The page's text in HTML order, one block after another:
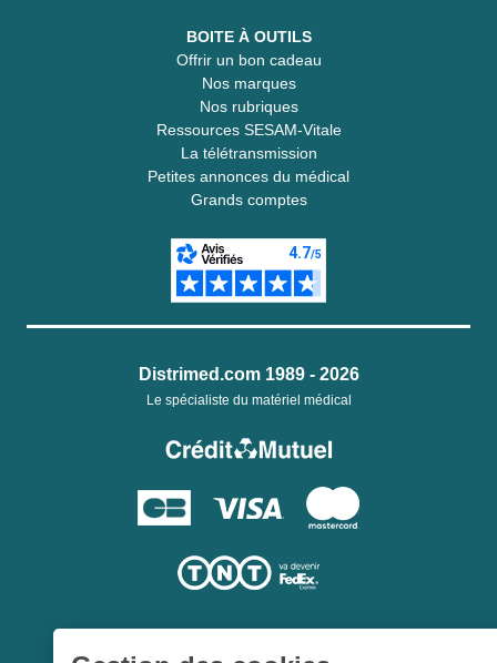
BOITE À OUTILS
Offrir un bon cadeau
Nos marques
Nos rubriques
Ressources SESAM-Vitale
La télétransmission
Petites annonces du médical
Grands comptes
Distrimed.com 1989 - 2026
Le spécialiste du matériel médical